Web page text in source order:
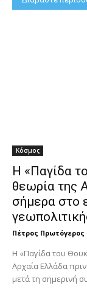
Κόσμος
Η «Παγίδα
θεωρία της
σήμερα στο
Πέτρος Πρωτόγερος
Η «Παγίδα του
Αρχαία Ελλάδα
μετά τη σημερινή